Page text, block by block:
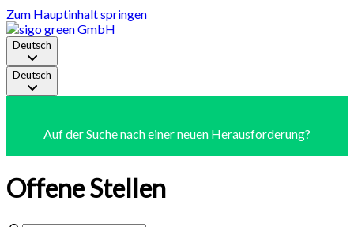
Zum Hauptinhalt springen
Deutsch
Deutsch
Auf der Suche nach einer neuen Herausforderung?
Offene Stellen